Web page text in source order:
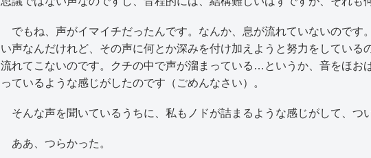
でもね、声がイマイチだったんです。なんか、息が流れていないのです
い声なんだけれど、その声に何とか深みを付け加えようと努力をしている
流れてこないのです。クチの中で声が溜まっている…というか、音をほお
っているような感じがしたのです（ごめんなさい）。
そんな声を聞いているうちに、私もノドが詰まるような感じがして、つ
ああ、つらかった。